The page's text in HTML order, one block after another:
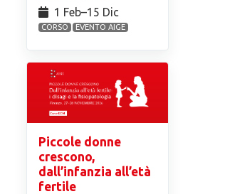
1 Feb⁠–15 Dic
CORSO EVENTO AIGE
Piccole donne
crescono,
dall’infanzia all’età
fertile